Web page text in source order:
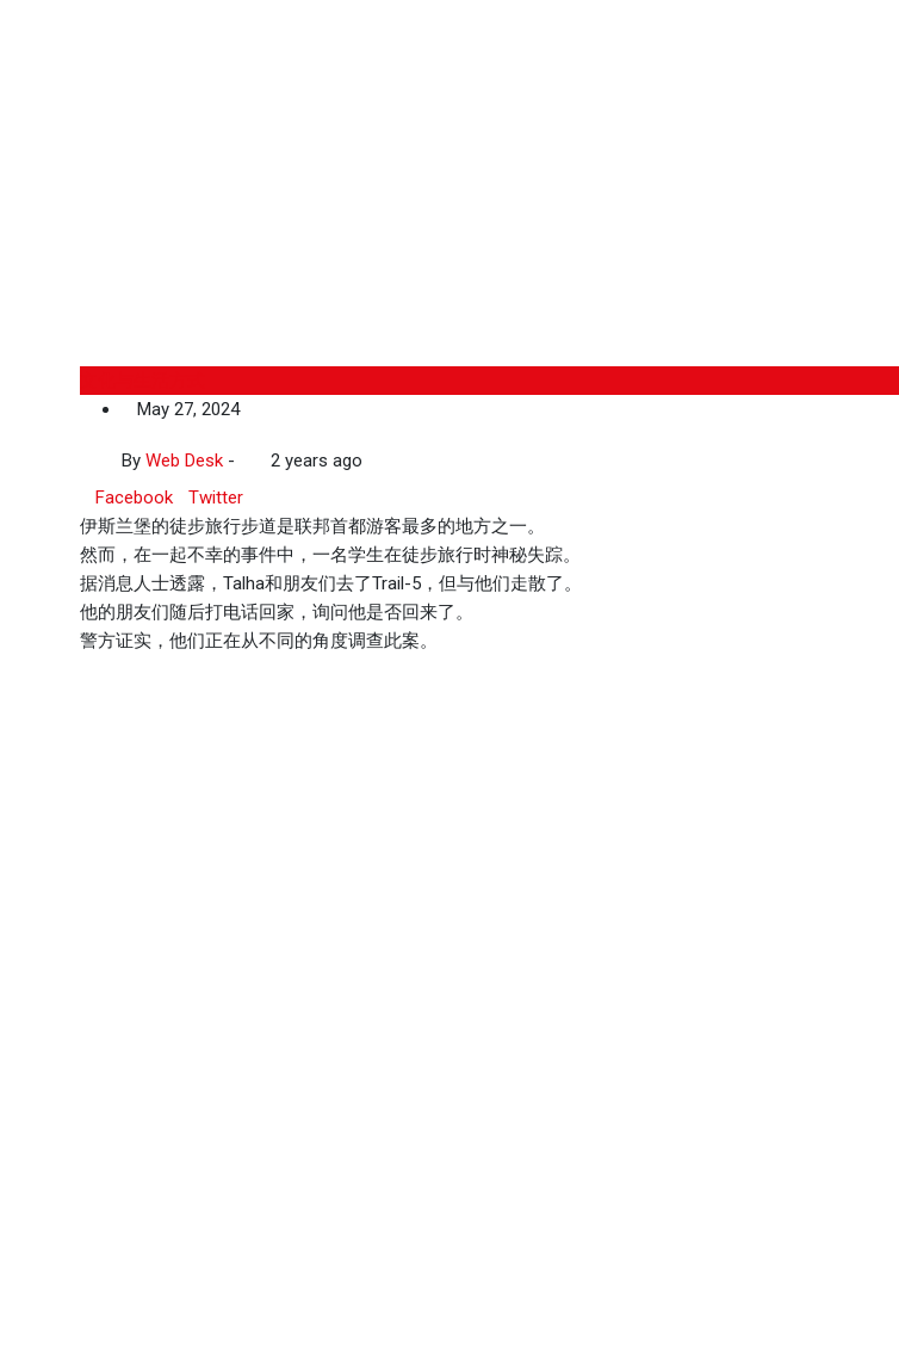
May 27, 2024
By Web Desk - 2 years ago
Facebook
Twitter
伊斯兰堡的徒步旅行步道是联邦首都游客最多的地方之一。
然而，在一起不幸的事件中，一名学生在徒步旅行时神秘失踪。
据消息人士透露，Talha和朋友们去了Trail-5，但与他们走散了。
他的朋友们随后打电话回家，询问他是否回来了。
警方证实，他们正在从不同的角度调查此案。